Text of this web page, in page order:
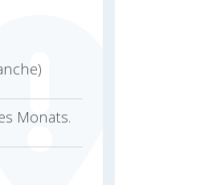
Monats.